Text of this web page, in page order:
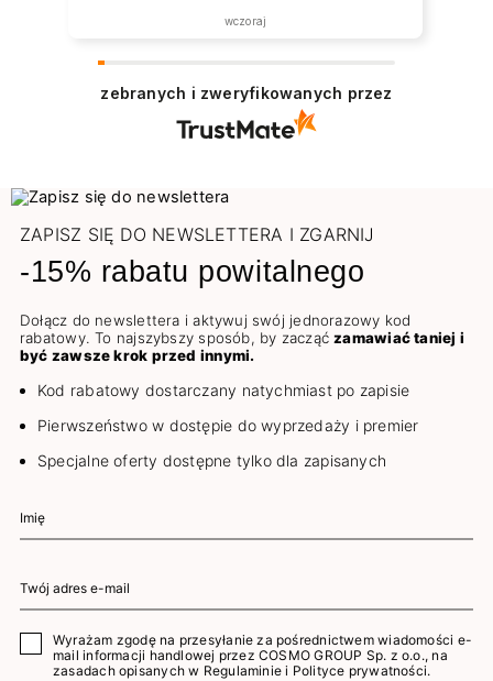
wczoraj
zebranych i zweryfikowanych przez
ZAPISZ SIĘ DO NEWSLETTERA I ZGARNIJ
-15% rabatu powitalnego
Dołącz do newslettera i aktywuj swój jednorazowy kod
rabatowy. To najszybszy sposób, by zacząćzamawiać taniej i
być zawsze krok przed innymi.
Kod rabatowy dostarczany natychmiast po zapisie
Pierwszeństwo w dostępie do wyprzedaży i premier
Specjalne oferty dostępne tylko dla zapisanych
Wyrażam zgodę na przesyłanie za pośrednictwem wiadomości e-
mail informacji handlowej przez COSMO GROUP Sp. z o.o., na
zasadach opisanych w Regulaminie i Polityce prywatności.